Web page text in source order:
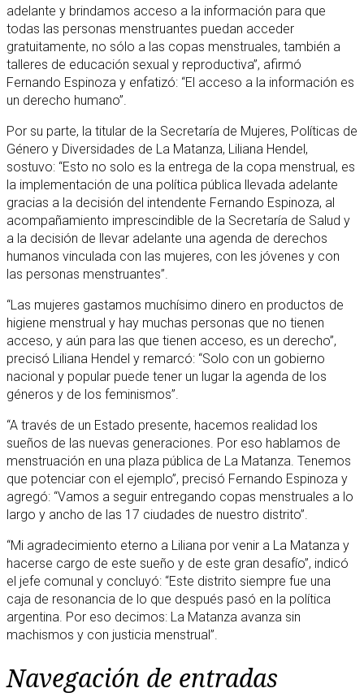
adelante y brindamos acceso a la información para que
todas las personas menstruantes puedan acceder
gratuitamente, no sólo a las copas menstruales, también a
talleres de educación sexual y reproductiva”, afirmó
Fernando Espinoza y enfatizó: “El acceso a la información es
un derecho humano”.
Por su parte, la titular de la Secretaría de Mujeres, Políticas de
Género y Diversidades de La Matanza, Liliana Hendel,
sostuvo: “Esto no solo es la entrega de la copa menstrual, es
la implementación de una política pública llevada adelante
gracias a la decisión del intendente Fernando Espinoza, al
acompañamiento imprescindible de la Secretaría de Salud y
a la decisión de llevar adelante una agenda de derechos
humanos vinculada con las mujeres, con les jóvenes y con
las personas menstruantes”.
“Las mujeres gastamos muchísimo dinero en productos de
higiene menstrual y hay muchas personas que no tienen
acceso, y aún para las que tienen acceso, es un derecho”,
precisó Liliana Hendel y remarcó: “Solo con un gobierno
nacional y popular puede tener un lugar la agenda de los
géneros y de los feminismos”.
“A través de un Estado presente, hacemos realidad los
sueños de las nuevas generaciones. Por eso hablamos de
menstruación en una plaza pública de La Matanza. Tenemos
que potenciar con el ejemplo”, precisó Fernando Espinoza y
agregó: “Vamos a seguir entregando copas menstruales a lo
largo y ancho de las 17 ciudades de nuestro distrito”.
“Mi agradecimiento eterno a Liliana por venir a La Matanza y
hacerse cargo de este sueño y de este gran desafío”, indicó
el jefe comunal y concluyó: “Este distrito siempre fue una
caja de resonancia de lo que después pasó en la política
argentina. Por eso decimos: La Matanza avanza sin
machismos y con justicia menstrual”.
Navegación de entradas